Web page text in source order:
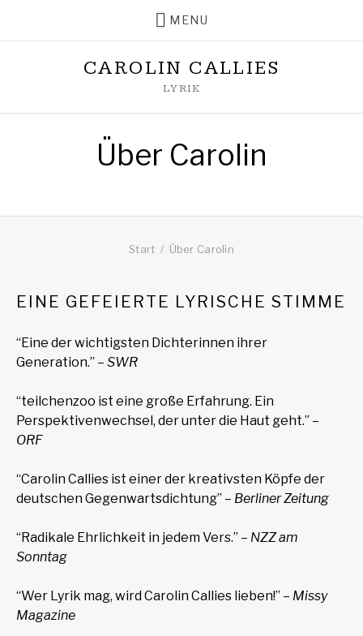
MENU
CAROLIN CALLIES
LYRIK
Über Carolin
Start Über Carolin
EINE GEFEIERTE LYRISCHE STIMME
“Eine der wichtigsten Dichterinnen ihrer
Generation.” – SWR
“teilchenzoo ist eine große Erfahrung. Ein
Perspektivenwechsel, der unter die Haut geht.” –
ORF
“Carolin Callies ist einer der kreativsten Köpfe der
deutschen Gegenwartsdichtung” – Berliner Zeitung
“Radikale Ehrlichkeit in jedem Vers.” – NZZ am
Sonntag
“Wer Lyrik mag, wird Carolin Callies lieben!” – Missy
Magazine